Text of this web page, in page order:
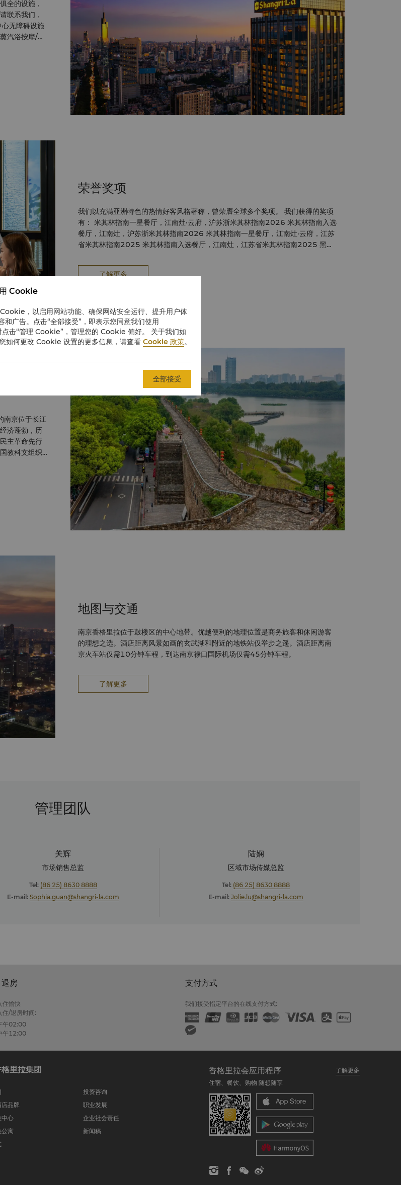
全的设施，
联系我们，
无障碍设施
汽浴按摩/护
服务租车服
食 24小时
荣誉奖项
我们以充满亚洲特色的热情好客风格著称，曾荣膺全球多个奖项。 我们获得的奖项
有： 米其林指南一星餐厅，江南灶·云府，沪苏浙米其林指南2026 米其林指南入选
餐厅，江南灶，沪苏浙米其林指南2026 米其林指南一星餐厅，江南灶·云府，江苏
省米其林指南2025 米其林指南入选餐厅，江南灶，江苏省米其林指南2025 黑珍
点评黑珍珠榜单 2018-2025 年度婚宴酒店奖，旅·城年度酒店奖 2021 最受欢迎
酒店，携程酒店口碑榜 2021 最佳品质服务酒店，旅游天地星榜 2020 旅行者之
酒店，携程国际南京分公司 2017 最佳休闲酒店奖，《城市旅游》最佳酒店奖
2017 最佳餐厅——江南灶，LA Lsite 2017 最佳卓越商务服务酒店，都会年度酒
店大赏 2017 最佳会议服务酒店，都会年度酒店大赏 2017 最佳MICE酒店，《城
市旅游》最佳酒店 2015-2016 最受新人喜爱的五星级酒店TOP 5，南京婚宴网
2014 欲了解更多详情或其他媒体垂询，请联络区域市场传媒总监。 陆娴
Jolie.lu@shangri-la.com电话: (86 25) 8630 8888
了解更多
南京位于长江
济蓬勃，历
主革命先行
教科文组织
地图与交通
南京香格里拉位于鼓楼区的中心地带。优越便利的地理位置是商务旅客和休闲游客
的理想之选。酒店距离风景如画的玄武湖和附近的地铁站仅举步之遥。酒店距离南
京火车站仅需10分钟车程，到达南京禄口国际机场仅需45分钟车程。
了解更多
管理团队
关辉
市场销售总监
Tel: (86 25) 8630 8888
E-mail: Sophia.guan@shangri-la.com
陆娴
区域市场传媒总监
Tel: (86 25) 8630 8888
E-mail:Jolie.lu@shangri-la.com
房
住愉快
住/退房时间:
午02:00
午12:00
支付方式
我们接受指定平台的在线支付方式:
里拉集团
品牌
中心
寓
投资咨询
职业发展
企业社会责任
新闻稿
香格里拉会应用程序
了解更多
住宿、餐饮、购物 随想随享
Cookie
，以启用网站功能、确保网站安全运行、提升用户体
和广告。点击“全部接受”，即表示您同意我们使用
击“管理 Cookie”，管理您的 Cookie 偏好。 关于我们如
如何更改 Cookie 设置的更多信息，请查看 Cookie 政策。
全部接受